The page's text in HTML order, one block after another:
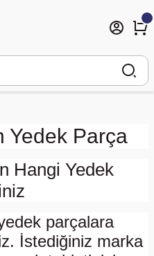
Yedek Parça
Hangi Yedek
parçalara
İstediğiniz marka